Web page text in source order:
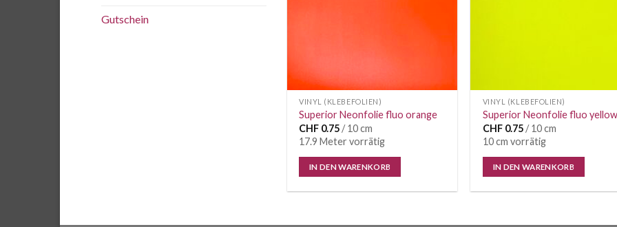
Gutschein
VINYL (KLEBEFOLIEN)
Superior Neonfolie fluo orange
CHF 0.75/ 10 cm
17.9 Meter vorrätig
IN DEN WARENKORB
VINYL (KLEBEFOLIEN)
Superior Neonfolie fluo yellow
CHF0.75/ 10 cm
10 cm vorrätig
IN DEN WARENKORB